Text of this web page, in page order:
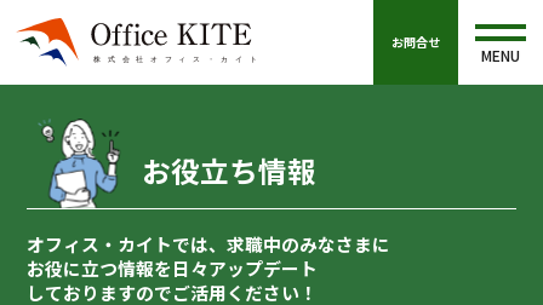
お問合せ
MENU
お役立ち情報
オフィス・カイトでは、求職中のみなさまに
お役に立つ情報を日々アップデート
しておりますのでご活用ください！